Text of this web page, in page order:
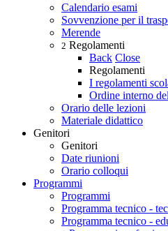
Calendario esami
Sovvenzione per il
Merende
2 Regolamenti
Back Close
Regolamenti
I regolamenti
Ordine interno
Orario delle lezioni
Materiale didattico
Genitori
Genitori
Date riunioni
Orario colloqui
Programmi
Programmi
Programma tecnico -
Programma tecnico -